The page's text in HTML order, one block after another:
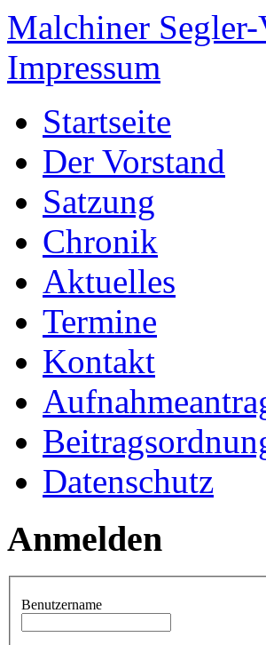
Malchiner Segler-
Impressum
Startseite
Der Vorstand
Satzung
Chronik
Aktuelles
Termine
Kontakt
Datenschutz
Anmelden
Benutzername